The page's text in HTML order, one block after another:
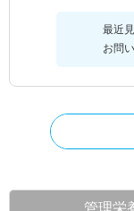
最近
お問
管理栄